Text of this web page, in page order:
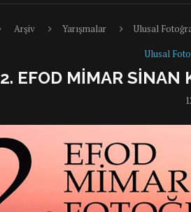
Arşiv Yarışmalar Ulusal
Ulusal
2. EFOD MIMAR SINAN